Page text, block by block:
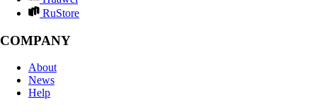
RuStore
COMPANY
About
News
Help